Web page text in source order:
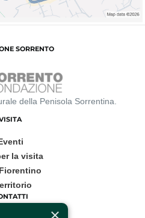
SORRENTO
della Penisola Sorrentina.
la visita